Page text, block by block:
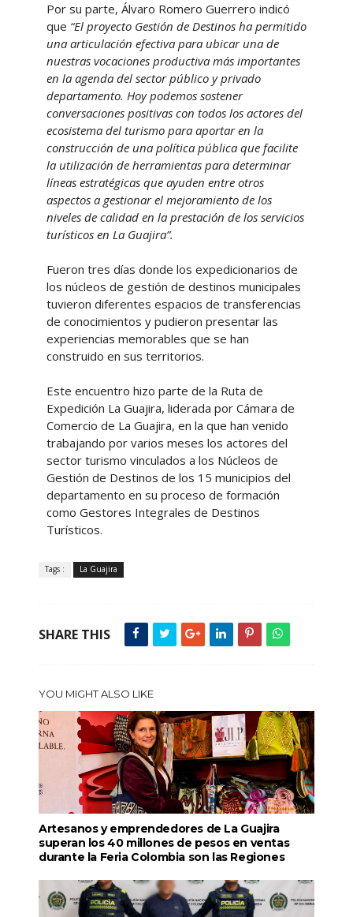
Por su parte, Álvaro Romero Guerrero indicó
que “El proyecto Gestión de Destinos ha permitido
una articulación efectiva para ubicar una de
nuestras vocaciones productiva más importantes
en la agenda del sector público y privado
departamento. Hoy podemos sostener
conversaciones positivas con todos los actores del
ecosistema del turismo para aportar en la
construcción de una política pública que facilite
la utilización de herramientas para determinar
líneas estratégicas que ayuden entre otros
aspectos a gestionar el mejoramiento de los
niveles de calidad en la prestación de los servicios
turísticos en La Guajira”.
Fueron tres días donde los expedicionarios de
los núcleos de gestión de destinos municipales
tuvieron diferentes espacios de transferencias
de conocimientos y pudieron presentar las
experiencias memorables que se han
construido en sus territorios.
Este encuentro hizo parte de la Ruta de
Expedición La Guajira, liderada por Cámara de
Comercio de La Guajira, en la que han venido
trabajando por varios meses los actores del
sector turismo vinculados a los Núcleos de
Gestión de Destinos de los 15 municipios del
departamento en su proceso de formación
como Gestores Integrales de Destinos
Turísticos.
Tags : La Guajira
SHARE THIS
YOU MIGHT ALSO LIKE
Artesanos y emprendedores de La Guajira
superan los 40 millones de pesos en ventas
durante la Feria Colombia son las Regiones